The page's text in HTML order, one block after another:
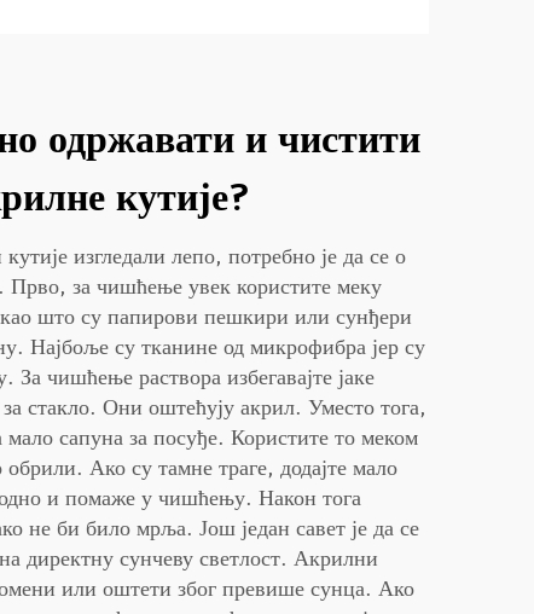
одржавати и чистити
кутије?
изгледали лепо, потребно је да се о
за чишћење увек користите меку
што су папирови пешкири или сунђери
Најбоље су тканине од микрофибра јер су
чишћење раствора избегавајте јаке
стакло. Они оштећују акрил. Уместо тога,
сапуна за посуђе. Користите то меком
Ако су тамне траге, додајте мало
и помаже у чишћењу. Након тога
не би било мрља. Још један савет је да се
директну сунчеву светлост. Акрилни
или оштети због превише сунца. Ако